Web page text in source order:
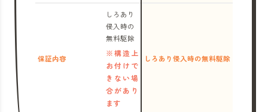
保証内容
しろあり
侵入時の
無料駆除
※構造上
お付けで
きない場
合があり
ます
しろあり侵入時の無料駆除